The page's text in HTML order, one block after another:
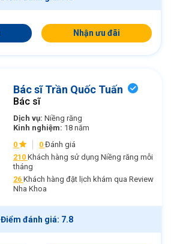
Nhận ưu đãi
Bác sĩ Trần Quốc Tuấn
Bác sĩ
Dịch vụ: Niềng răng
Kinh nghiệm: 18 năm
0
0 Đánh giá
210 Khách hàng sử dụng Niềng răng mỗi
tháng
26 Khách hàng đặt lịch khám qua Review
Nha Khoa
Điểm đánh giá: 7.8